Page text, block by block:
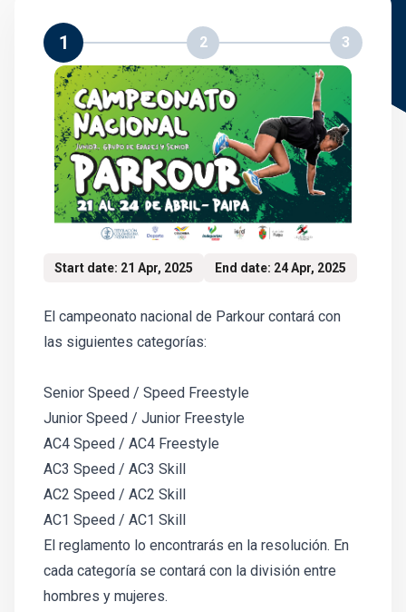
1 2 3
Start date: 21 Apr, 2025 End date: 24 Apr, 2025
El campeonato nacional de Parkour contará con
las siguientes categorías:
Senior Speed / Speed Freestyle
Junior Speed / Junior Freestyle
AC4 Speed / AC4 Freestyle
AC3 Speed / AC3 Skill
AC2 Speed / AC2 Skill
AC1 Speed / AC1 Skill
El reglamento lo encontrarás en la resolución. En
cada categoría se contará con la división entre
hombres y mujeres.